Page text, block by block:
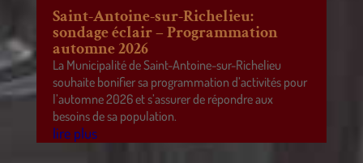
Saint-Antoine-sur-Richelieu:
sondage éclair – Programmation
automne 2026
La Municipalité de Saint-Antoine-sur-Richelieu
souhaite bonifier sa programmation d’activités pour
l’automne 2026 et s’assurer de répondre aux
besoins de sa population.
lire plus